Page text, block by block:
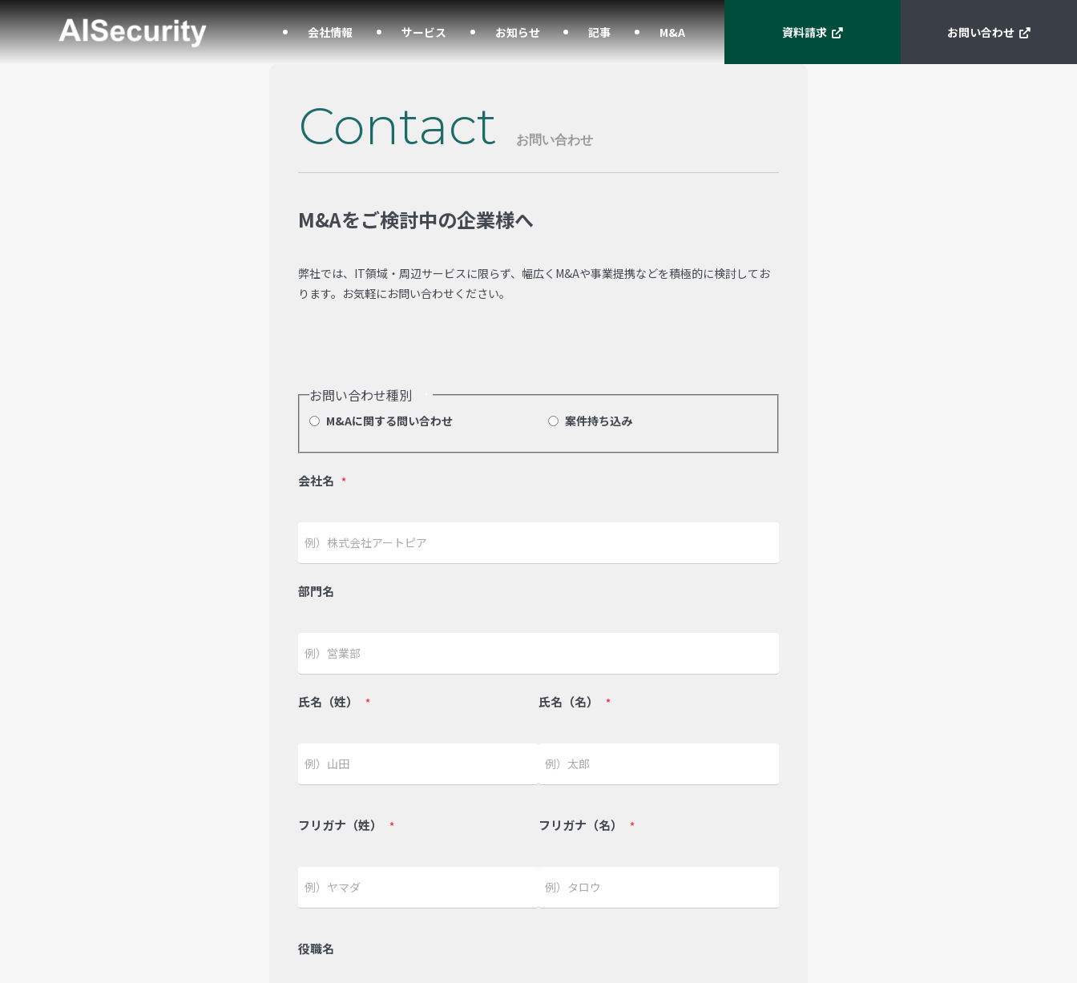
会社情報 サービス お知らせ 記事 M&A 資料請求 お問い合わせ
Contact お問い合わせ
M&Aをご検討中の企業様へ
弊社では、IT領域・周辺サービスに限らず、幅広くM&Aや事業提携などを積極的に検討してお
ります。お気軽にお問い合わせください。
お問い合わせ種別
M&Aに関する問い合わせ 案件持ち込み
会社名 *
部門名
氏名（姓） * 氏名（名） *
フリガナ（姓） * フリガナ（名） *
役職名